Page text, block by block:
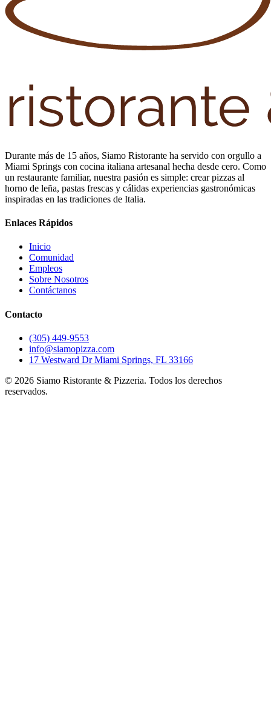
Durante más de 15 años, Siamo Ristorante ha servido con orgullo a
Miami Springs con cocina italiana artesanal hecha desde cero. Como
un restaurante familiar, nuestra pasión es simple: crear pizzas al
horno de leña, pastas frescas y cálidas experiencias gastronómicas
inspiradas en las tradiciones de Italia.
Enlaces Rápidos
Inicio
Comunidad
Empleos
Sobre Nosotros
Contáctanos
Contacto
(305) 449-9553
info@siamopizza.com
17 Westward Dr Miami Springs, FL 33166
© 2026 Siamo Ristorante & Pizzeria. Todos los derechos
reservados.